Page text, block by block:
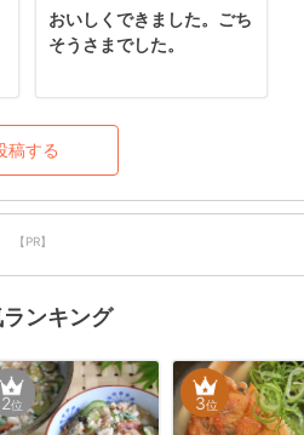
おいしくできました。ごち
そうさまでした。
稿する
【PR】
ンキング
2位 3位